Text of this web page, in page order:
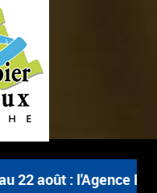
22 août : l'Agence